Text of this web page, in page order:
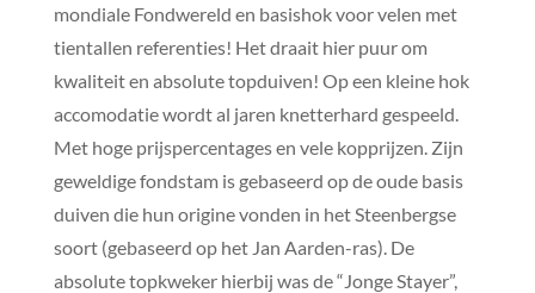
mondiale Fondwereld en basishok voor velen met
tientallen referenties! Het draait hier puur om
kwaliteit en absolute topduiven! Op een kleine hok
accomodatie wordt al jaren knetterhard gespeeld.
Met hoge prijspercentages en vele kopprijzen. Zijn
geweldige fondstam is gebaseerd op de oude basis
duiven die hun origine vonden in het Steenbergse
soort (gebaseerd op het Jan Aarden-ras). De
absolute topkweker hierbij was de “Jonge Stayer”,